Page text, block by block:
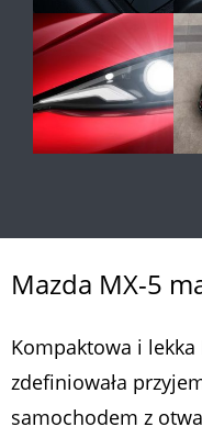
Mazda MX-5
Kompaktowa i
zdefiniowała
samochodem z